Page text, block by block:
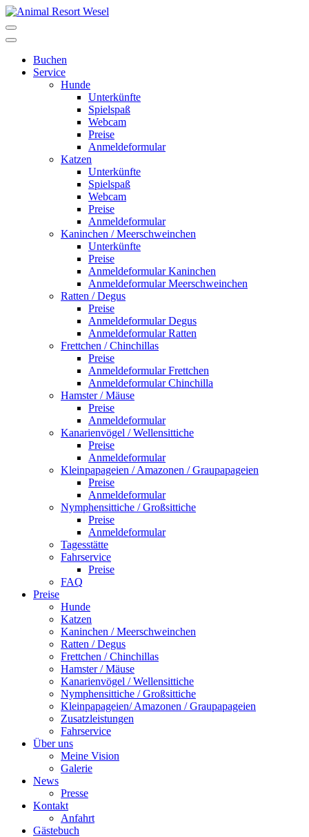
Buchen
Service
Hunde
Unterkünfte
Spielspaß
Webcam
Preise
Anmeldeformular
Katzen
Unterkünfte
Spielspaß
Webcam
Preise
Anmeldeformular
Kaninchen / Meerschweinchen
Unterkünfte
Preise
Anmeldeformular Kaninchen
Anmeldeformular Meerschweinchen
Ratten / Degus
Preise
Anmeldeformular Degus
Anmeldeformular Ratten
Frettchen / Chinchillas
Preise
Anmeldeformular Frettchen
Anmeldeformular Chinchilla
Hamster / Mäuse
Preise
Anmeldeformular
Kanarienvögel / Wellensittiche
Preise
Anmeldeformular
Kleinpapageien / Amazonen / Graupapageien
Preise
Anmeldeformular
Nymphensittiche / Großsittiche
Preise
Anmeldeformular
Tagesstätte
Fahrservice
Preise
FAQ
Preise
Hunde
Katzen
Kaninchen / Meerschweinchen
Ratten / Degus
Frettchen / Chinchillas
Hamster / Mäuse
Kanarienvögel / Wellensittiche
Nymphensittiche / Großsittiche
Kleinpapageien/ Amazonen / Graupapageien
Zusatzleistungen
Fahrservice
Über uns
Meine Vision
Galerie
News
Presse
Kontakt
Anfahrt
Gästebuch